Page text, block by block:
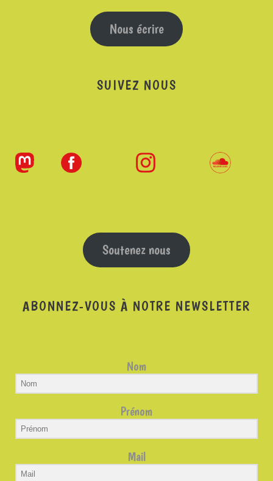
Nous écrire
SUIVEZ NOUS
Soutenez nous
ABONNEZ-VOUS À NOTRE NEWSLETTER
Nom
Prénom
Mail